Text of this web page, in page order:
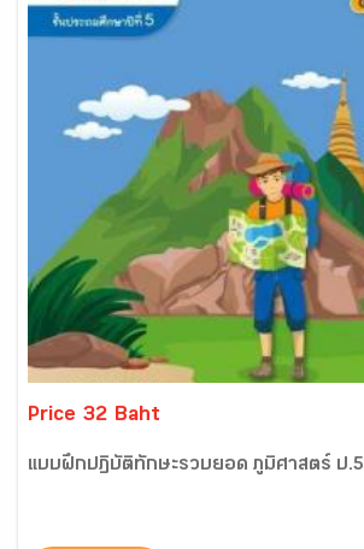
Price 32 Baht
แบบฝึกปฏิบัติทักษะรวบยอด ภูมิศาสตร์ ป.5